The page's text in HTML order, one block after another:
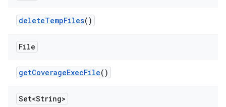
deleteTempFiles()
File
getCoverageExecFile()
Set<String>